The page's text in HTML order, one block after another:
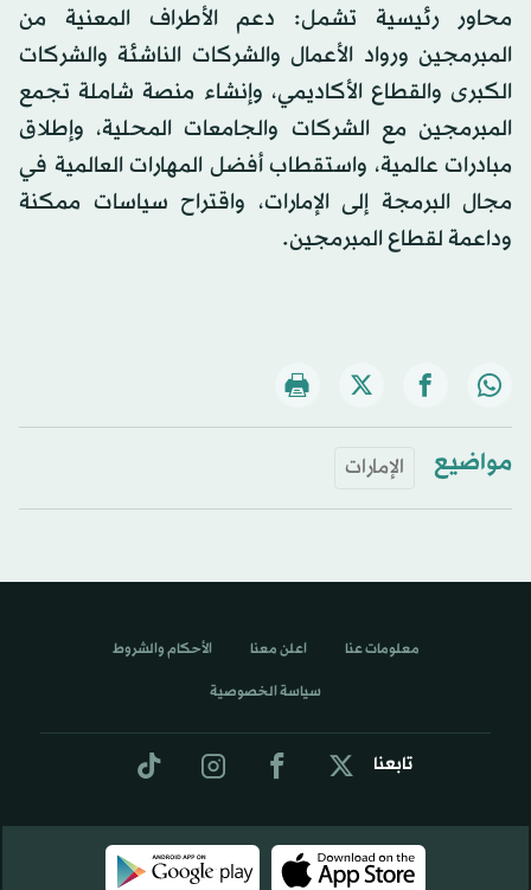
محاور رئيسية تشمل: دعم الأطراف المعنية من
المبرمجين ورواد الأعمال والشركات الناشئة والشركات
الكبرى والقطاع الأكاديمي، وإنشاء منصة شاملة تجمع
المبرمجين مع الشركات والجامعات المحلية، وإطلاق
مبادرات عالمية، واستقطاب أفضل المهارات العالمية في
مجال البرمجة إلى الإمارات، واقتراح سياسات ممكنة
وداعمة لقطاع المبرمجين.
مواضيع الإمارات
تابعنا
معلومات عنا اعلن معنا الأحكام والشروط
سياسة الخصوصية